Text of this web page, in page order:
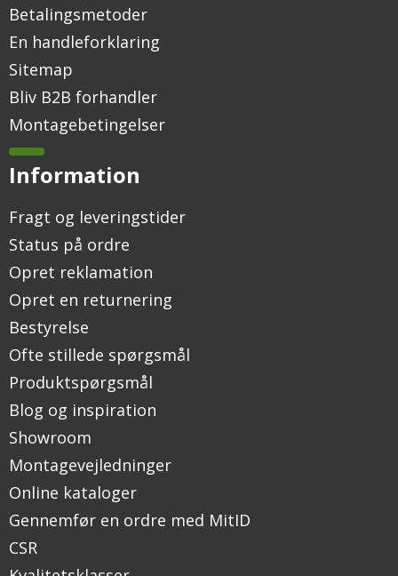
Betalingsmetoder
En handleforklaring
Sitemap
Bliv B2B forhandler
Montagebetingelser
Information
Fragt og leveringstider
Status på ordre
Opret reklamation
Opret en returnering
Bestyrelse
Ofte stillede spørgsmål
Produktspørgsmål
Blog og inspiration
Showroom
Montagevejledninger
Online kataloger
Gennemfør en ordre med MitID
CSR